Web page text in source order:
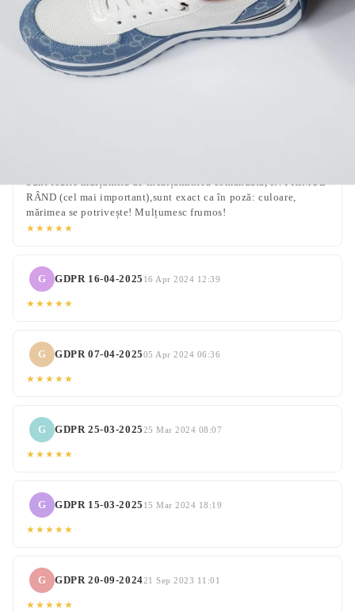
П Петя Антонова 19 Aug 2025 07:47
★★★★★
GDPR 27-10-2025
Sunt foarte mulțumită de încălțămintea comandată, IN PRIMUL
RÂND (cel mai important),sunt exact ca în poză: culoare,
mărimea se potrivește! Mulțumesc frumos!
★★★★★
G GDPR 16-04-2025 16 Apr 2024 12:39
★★★★★
G GDPR 07-04-202505 Apr 2024 06:36
★★★★★
G GDPR 25-03-202525 Mar 2024 08:07
★★★★★
G GDPR 15-03-2025 15 Mar 2024 18:19
★★★★★
G GDPR 20-09-202421 Sep 2023 11:01
★★★★★